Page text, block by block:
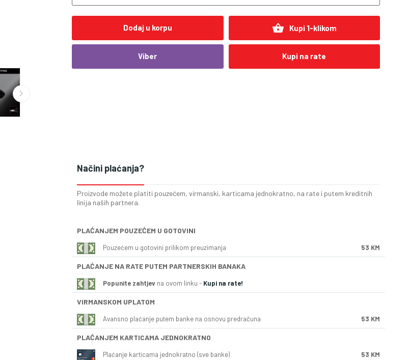
Dodaj u korpu shopping_basket Kupi 1-klikom
Viber Kupi na rate
Načini plaćanja?
Proizvode možete platiti pouzećem, virmanski, karticama jednokratno, na rate i putem kreditnih
linija naših partnera.
PLAĆANJEM POUZEĆEM U GOTOVINI
Pouzećem u gotovini prilikom preuzimanja 53 KM
PLAĆANJE NA RATE PUTEM PARTNERSKIH BANAKA
Popunite zahtjev na ovom linku - Kupi na rate!
VIRMANSKOM UPLATOM
Avansno plaćanje putem banke na osnovu predračuna 53 KM
PLAĆANJEM KARTICAMA JEDNOKRATNO
Plaćanje karticama jednokratno (sve banke) 53 KM